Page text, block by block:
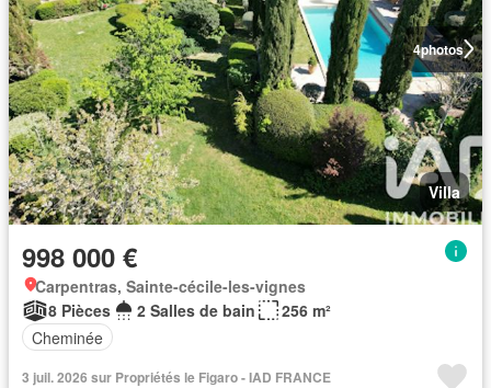
4photos
Villa
998 000 €
Carpentras, Sainte-cécile-les-vignes
8 Pièces
2 Salles de bain
256 m²
Cheminée
3 juil. 2026 sur Propriétés le Figaro - IAD FRANCE